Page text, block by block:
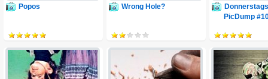
Popos Wrong Hole?
PicDump